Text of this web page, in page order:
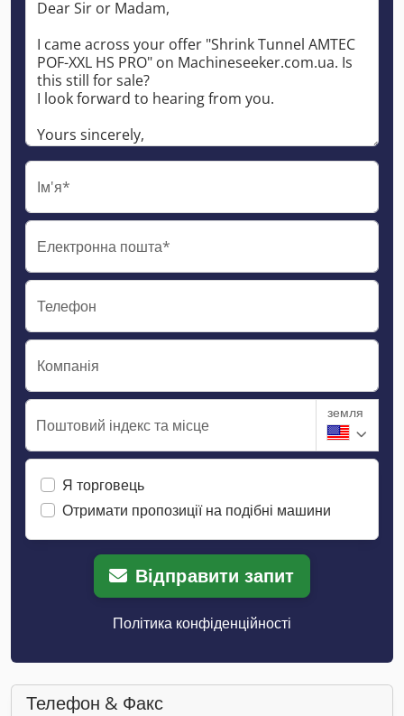
Ім'я*
Електронна пошта*
Телефон
Компанія
Поштовий індекс та місце
земля
Я торговець
Отримати пропозиції на подібні машини
Відправити запит
Політика конфіденційності
Телефон & Факс